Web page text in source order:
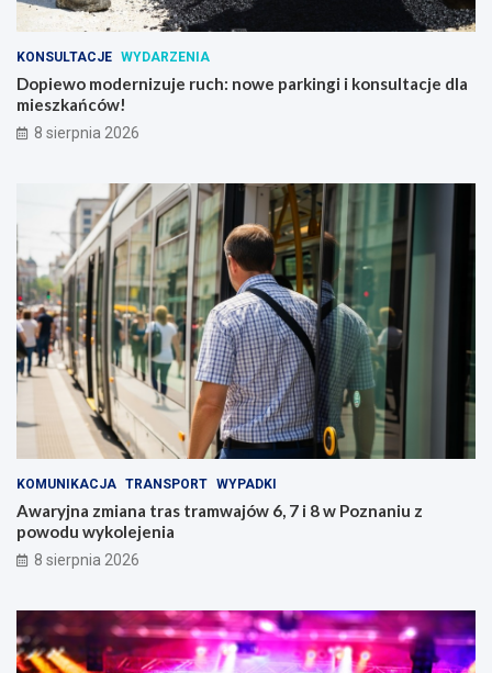
KONSULTACJE WYDARZENIA
Dopiewo modernizuje ruch: nowe parkingi i konsultacje dla
mieszkańców!
8 sierpnia 2026
KOMUNIKACJA TRANSPORT WYPADKI
Awaryjna zmiana tras tramwajów 6, 7 i 8 w Poznaniu z
powodu wykolejenia
8 sierpnia 2026